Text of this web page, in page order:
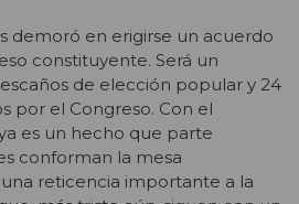
demoró en erigirse un acuerdo
constituyente. Será un
de elección popular y 24
por el Congreso. Con el
es un hecho que parte
conforman la mesa
reticencia importante a la